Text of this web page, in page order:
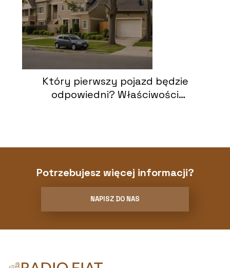
Który pierwszy pojazd będzie
odpowiedni? Właściwości
Potrzebujesz więcej informacji?
NAPISZ DO NAS